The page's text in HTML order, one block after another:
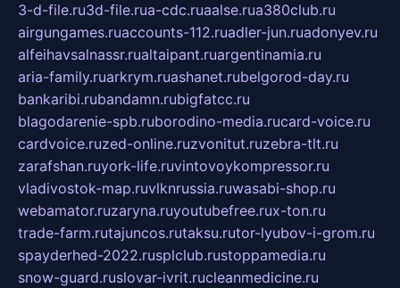
3-d-file.ru3d-file.rua-cdc.ruaalse.rua380club.ru
airgungames.ruaccounts-112.ruadler-jun.ruadonyev.ru
alfeihavsalnassr.rualtaipant.ruargentinamia.ru
aria-family.ruarkrym.ruashanet.rubelgorod-day.ru
bankaribi.rubandamn.rubigfatcc.ru
blagodarenie-spb.ruborodino-media.rucard-voice.ru
cardvoice.ruzed-online.ruzvonitut.ruzebra-tlt.ru
zarafshan.ruyork-life.ruvintovoykompressor.ru
vladivostok-map.ruvlknrussia.ruwasabi-shop.ru
webamator.ruzaryna.ruyoutubefree.rux-ton.ru
trade-farm.rutajuncos.rutaksu.rutor-lyubov-i-grom.ru
spayderhed-2022.rusplclub.rustoppamedia.ru
snow-guard.ruslovar-ivrit.rucleanmedicine.ru